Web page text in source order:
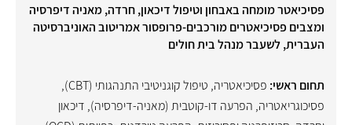
פסיכיאטר מומחה באבחון וטיפול דיכאון, חרדה, מאניה דיפרסיה
ומצבים פסיכיאטרים מורכבים-פרופסור אמריטוב האוניברסיטה
העברית, לשעבר מנהל בית חולים
תחום ראשי: פסיכיאטריה, טיפול קוגניטיבי התנהגותי (CBT)
,
פסיכוגריאטריה, הפרעה דו-קוטבית (מאניה-דיפרסיה), דיכאון